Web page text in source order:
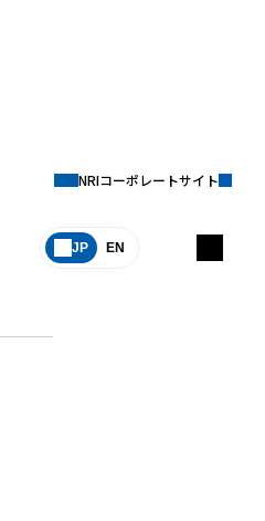
JP EN
NRIコーポレートサイト